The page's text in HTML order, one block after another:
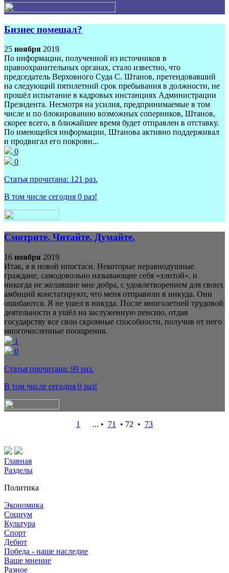
Бизнес помешал?
25 ноября 2019
По информации, полученной из источников в
правоохранительных органах, стало известно, что
председатель Верховного Суда С. Штанов, претендовавший
на следующий пятилетний срок пребывания в должности, не
прошёл испытание в кадровых инстанциях Администрации
Президента. Несмотря на усилия, предпринимаемые в том
числе и по блокированию возможных соперников, Штанов,
скорее всего, в ближайшее время будет отправлен в отставку.
По имеющейся информации, Штанова активно поддерживал
и продвигал его покрови...
0
0
Статья прочитана: 121 раз.
В том числе сегодня 0 раз!
Смотрите. Читайте. Думайте.
16 ноября 2019
Итак, я в новой ипостаси. Некоторые неравнодушные
граждане, самодовольно называющие себя «элитой», и
никогда не желавшие мне добра, с удовлетворением для своих
амбиций констатируют, что меня отправили в никуда. Они
ошибаются. Я не ушел в никуда. После многолетней трудовой
деятельности я ушёл на заслуженную пенсию, отдав
государству все свои скромные способности, получив от него
многочисленные поощрения.
1
0
Статья прочитана: 99 раз.
В том числе сегодня 0 раз!
1 ... • 71 • 72 • 73
Главная
Разделы
Политика
Экономика
Социум
Культура
Спорт
Дебют
Победа - наше наследие
Ваше мнение
Разное